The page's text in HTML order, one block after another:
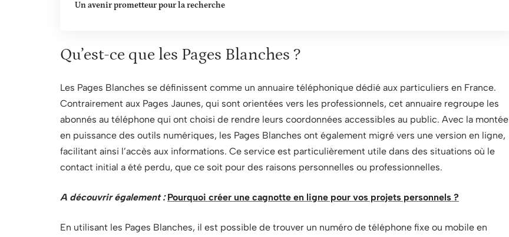
Un avenir prometteur pour la recherche
Qu’est-ce que les Pages Blanches ?
Les Pages Blanches se définissent comme un annuaire téléphonique dédié aux particuliers en France.
Contrairement aux Pages Jaunes, qui sont orientées vers les professionnels, cet annuaire regroupe les
abonnés au téléphone qui ont choisi de rendre leurs coordonnées accessibles au public. Avec la montée
en puissance des outils numériques, les Pages Blanches ont également migré vers une version en ligne,
facilitant ainsi l’accès aux informations. Ce service est particulièrement utile dans des situations où le
contact initial a été perdu, que ce soit pour des raisons personnelles ou professionnelles.
A découvrir également : Pourquoi créer une cagnotte en ligne pour vos projets personnels ?
En utilisant les Pages Blanches, il est possible de trouver un numéro de téléphone fixe ou mobile en